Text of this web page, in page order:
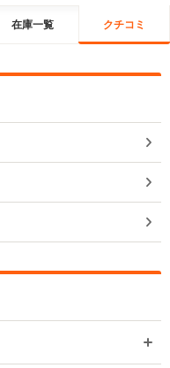
在庫一覧 クチコミ